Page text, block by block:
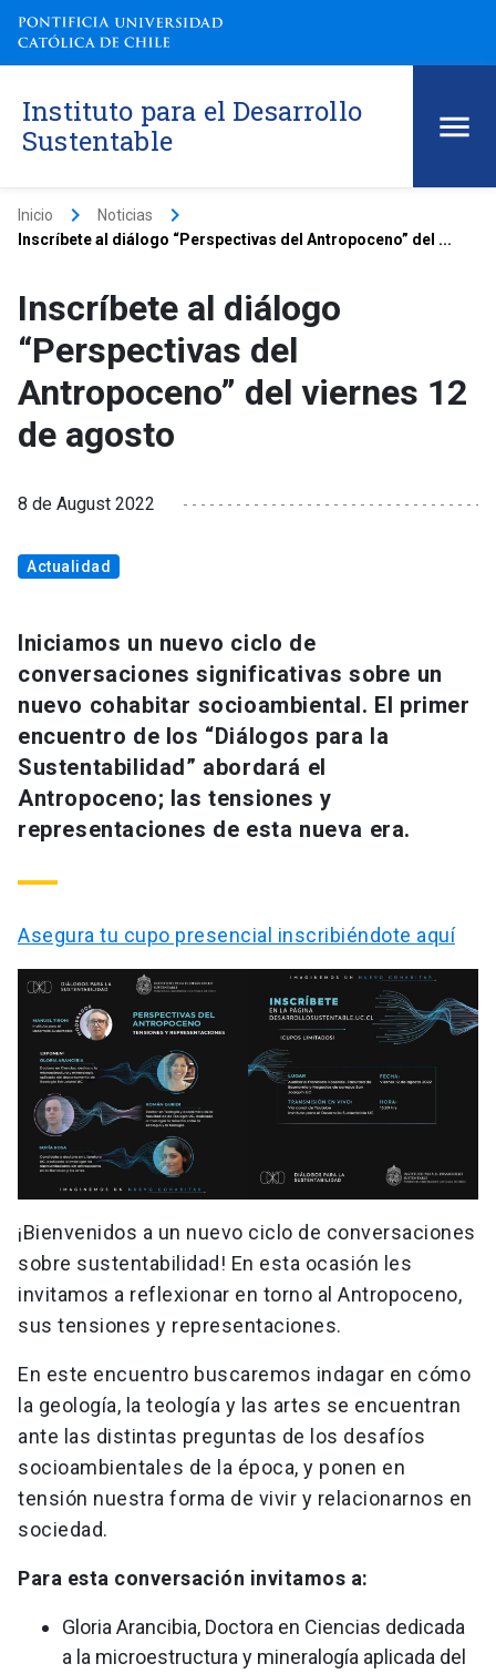
Instituto para el Desarrollo
Sustentable
Inicio keyboard_arrow_right Noticias keyboard_arrow_right
Inscríbete al diálogo “Perspectivas del Antropoceno” del ...
Inscríbete al diálogo
“Perspectivas del
Antropoceno” del viernes 12
de agosto
8 de August 2022
Actualidad
Iniciamos un nuevo ciclo de
conversaciones significativas sobre un
nuevo cohabitar socioambiental. El primer
encuentro de los “Diálogos para la
Sustentabilidad” abordará el
Antropoceno; las tensiones y
representaciones de esta nueva era.
Asegura tu cupo presencial inscribiéndote aquí
¡Bienvenidos a un nuevo ciclo de conversaciones
sobre sustentabilidad! En esta ocasión les
invitamos a reflexionar en torno al Antropoceno,
sus tensiones y representaciones.
En este encuentro buscaremos indagar en cómo
la geología, la teología y las artes se encuentran
ante las distintas preguntas de los desafíos
socioambientales de la época, y ponen en
tensión nuestra forma de vivir y relacionarnos en
sociedad.
Para esta conversación invitamos a:
Gloria Arancibia, Doctora en Ciencias dedicada
a la microestructura y mineralogía aplicada del